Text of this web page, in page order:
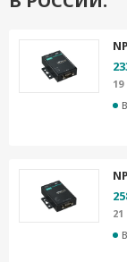
19
21